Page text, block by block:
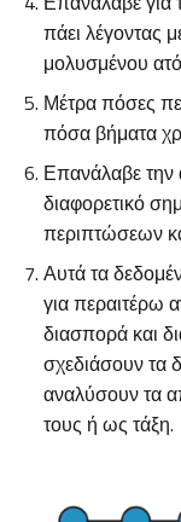
πάει λέγοντας
μολυσμένου
Μέτρα πόσες
πόσα βήματα
Επανάλαβε την
διαφορετικό
περιπτώσεων
Αυτά τα
για περαιτέρω
διασπορά και
σχεδιάσουν τα
αναλύσουν τα
τους ή ως τάξη.